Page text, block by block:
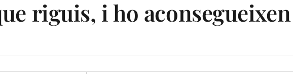
riguis, i ho aconsegueixen